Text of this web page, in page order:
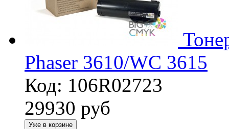
Phaser 3610/WC 3615
Код: 106R02723
29930 руб
Уже в корзине